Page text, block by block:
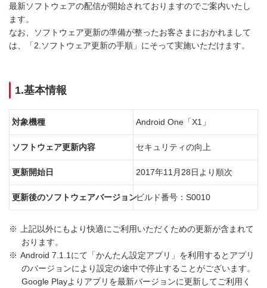
最新ソフトウェアの配信が開始されておりますのでご案内いたし
ます。
なお、ソフトウェア更新の準備が整ったお客さまにおかれまして
は、「2.ソフトウェア更新の手順」にそって実施いただけます。
1.基本情報
対象機種 Android One「X1」
ソフトウェア更新内容 セキュリティの向上
更新開始日 2017年11月28日より順次
更新後のソフトウェアバージョンビルド番号：S0010
※
上記以外にもより快適にご利用いただくための更新が含まれて
おります。
※ Android 7.1.1にて「かんたん設定アプリ」を利用するとアプリ
のバージョンにより設定の途中で停止することがございます。
Google Playよりアプリを最新バージョンに更新してご利用く